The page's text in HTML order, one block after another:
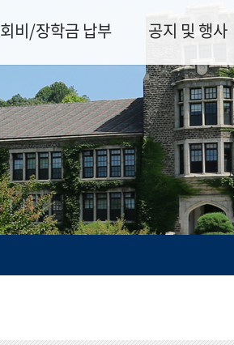
회비/장학금 납부 공지 및 행사